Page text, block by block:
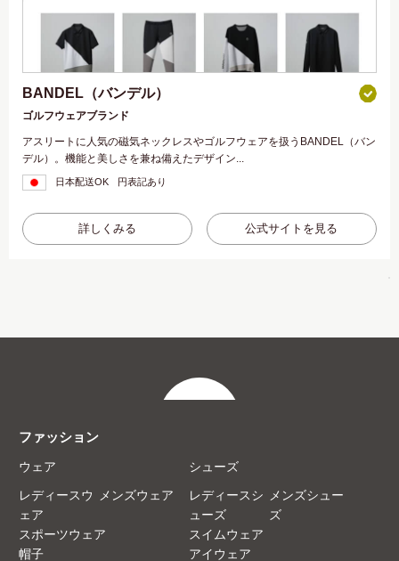
BANDEL（バンデル）
ゴルフウェアブランド
アスリートに人気の磁気ネックレスやゴルフウェアを扱うBANDEL（バン
デル）。機能と美しさを兼ね備えたデザイン...
日本配送OK 円表記あり
詳しくみる 公式サイトを見る
ファッション
ウェア
レディースウ
ェア
メンズウェア
シューズ
レディースシ
ューズ
メンズシュー
ズ
スポーツウェア
スイムウェア
帽子
アイウェア